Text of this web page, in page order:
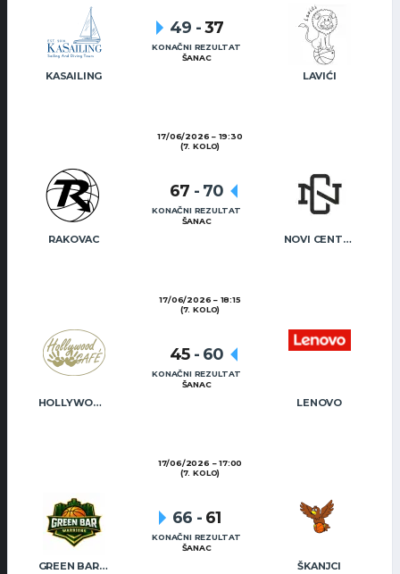
KASAILING LAVIĆI
49 -37
KONAČNI REZULTAT
ŠANAC
17/06/2026
19:30
(7. KOLO)
RAKOVAC NOVI CENTAR
67 - 70
KONAČNI REZULTAT
ŠANAC
17/06/2026
18:15
(7. KOLO)
HOLLYWOOD CAFÉ LENOVO
45 - 60
KONAČNI REZULTAT
ŠANAC
17/06/2026
17:00
(7. KOLO)
GREEN BAR WARRIORS ŠKANJCI
66 - 61
KONAČNI REZULTAT
ŠANAC